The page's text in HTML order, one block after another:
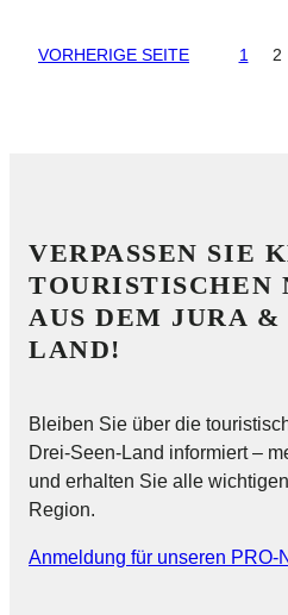
VORHERIGE SEITE 1 2
VERPASSEN SIE
TOURISTISCHEN
AUS DEM JURA &
LAND!
Bleiben Sie über die
Drei-Seen-Land informiert –
und erhalten Sie alle
Region.
Anmeldung für unseren PRO-